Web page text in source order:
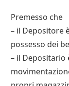
Premesso che
– il Depositorе
possesso dei
– il Depositario